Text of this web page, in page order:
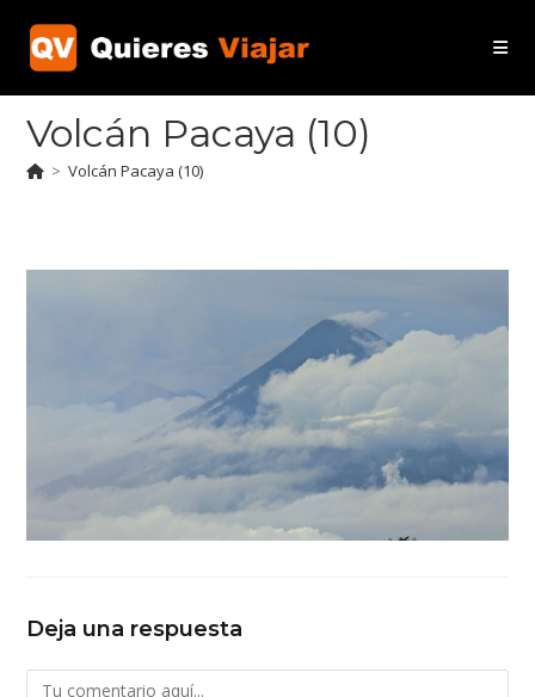
contenido
Volcán Pacaya (10)
> Volcán Pacaya (10)
Deja una respuesta
Comentario